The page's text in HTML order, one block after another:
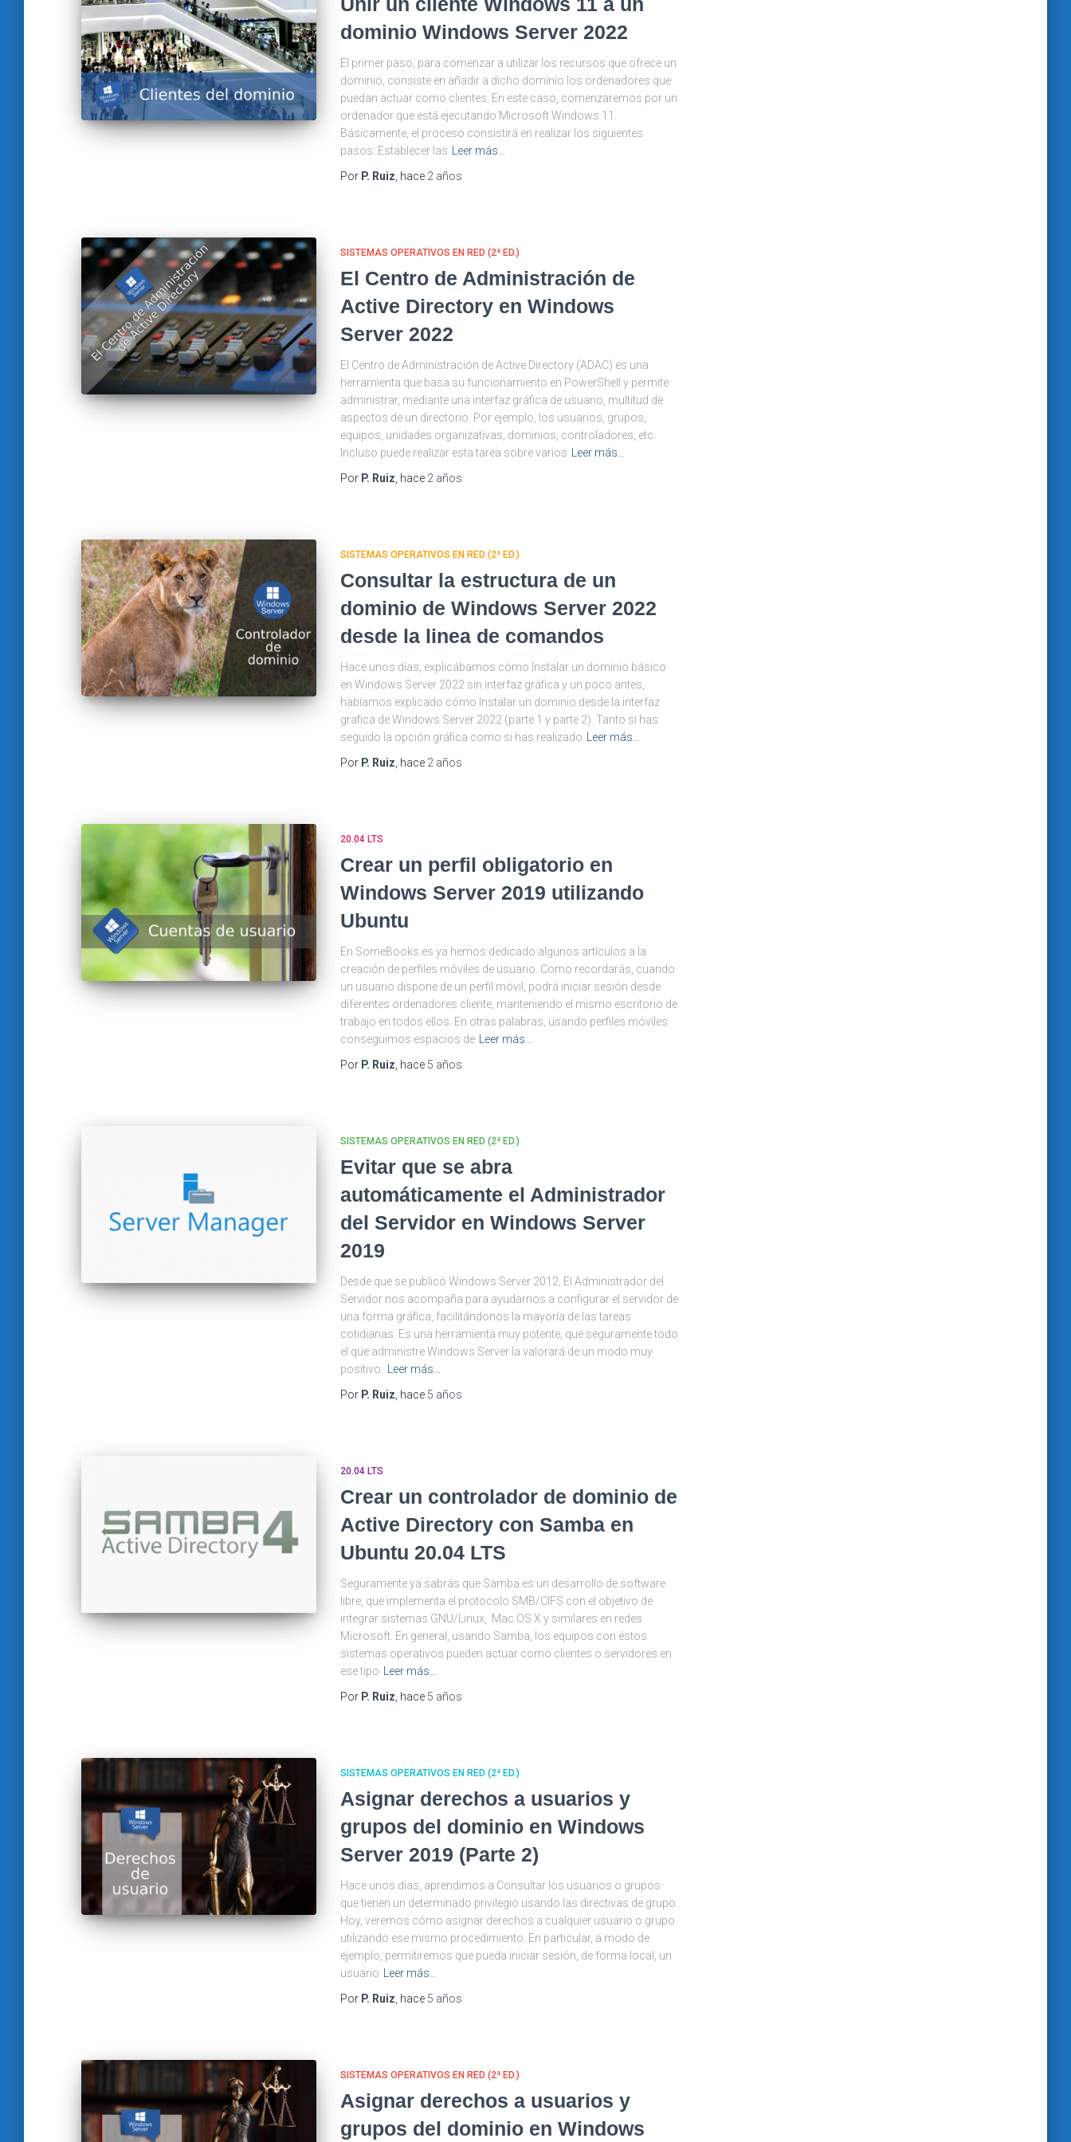
dominio Windows Server 2022
El primer paso, para comenzar a utilizar los recursos que ofrece un
dominio, consiste en añadir a dicho dominio los ordenadores que
puedan actuar como clientes. En este caso, comenzaremos por un
ordenador que está ejecutando Microsoft Windows 11.
Básicamente, el proceso consistirá en realizar los siguientes
pasos: Establecer las
Leer más…
Por P. Ruiz , hace 2 años
SISTEMAS OPERATIVOS EN RED (2ª ED.)
El Centro de Administración de
Active Directory en Windows
Server 2022
El Centro de Administración de Active Directory (ADAC) es una
herramienta que basa su funcionamiento en PowerShell y permite
administrar, mediante una interfaz gráfica de usuario, multitud de
aspectos de un directorio. Por ejemplo, los usuarios, grupos,
equipos, unidades organizativas, dominios, controladores, etc.
Incluso puede realizar esta tarea sobre varios
Leer más…
Por P. Ruiz , hace 2 años
SISTEMAS OPERATIVOS EN RED (2ª ED.)
Consultar la estructura de un
dominio de Windows Server 2022
desde la linea de comandos
Hace unos días, explicábamos cómo Instalar un dominio básico
en Windows Server 2022 sin interfaz gráfica y un poco antes,
habíamos explicado cómo Instalar un dominio desde la interfaz
grafica de Windows Server 2022 (parte 1 y parte 2). Tanto si has
seguido la opción gráfica como si has realizado
Leer más…
Por P. Ruiz , hace 2 años
20.04 LTS
Crear un perfil obligatorio en
Windows Server 2019 utilizando
Ubuntu
En SomeBooks.es ya hemos dedicado algunos artículos a la
creación de perfiles móviles de usuario. Como recordarás, cuando
un usuario dispone de un perfil móvil, podrá iniciar sesión desde
diferentes ordenadores cliente, manteniendo el mismo escritorio de
trabajo en todos ellos. En otras palabras, usando perfiles móviles
conseguimos espacios de
Leer más…
Por P. Ruiz , hace 5 años
SISTEMAS OPERATIVOS EN RED (2ª ED.)
Evitar que se abra
automáticamente el Administrador
del Servidor en Windows Server
2019
Desde que se publicó Windows Server 2012, El Administrador del
Servidor nos acompaña para ayudarnos a configurar el servidor de
una forma gráfica, facilitándonos la mayoría de las tareas
cotidianas. Es una herramienta muy potente, que seguramente todo
el que administre Windows Server la valorará de un modo muy
positivo.
Leer más…
Por P. Ruiz , hace 5 años
20.04 LTS
Crear un controlador de dominio de
Active Directory con Samba en
Ubuntu 20.04 LTS
Seguramente ya sabrás que Samba es un desarrollo de software
libre, que implementa el protocolo SMB/CIFS con el objetivo de
integrar sistemas GNU/Linux, Mac OS X y similares en redes
Microsoft. En general, usando Samba, los equipos con éstos
sistemas operativos pueden actuar como clientes o servidores en
ese tipo
Leer más…
Por P. Ruiz , hace 5 años
SISTEMAS OPERATIVOS EN RED (2ª ED.)
Asignar derechos a usuarios y
grupos del dominio en Windows
Server 2019 (Parte 2)
Hace unos días, aprendimos a Consultar los usuarios o grupos
que tienen un determinado privilegio usando las directivas de grupo.
Hoy, veremos cómo asignar derechos a cualquier usuario o grupo
utilizando ese mismo procedimiento. En particular, a modo de
ejemplo, permitiremos que pueda iniciar sesión, de forma local, un
usuario
Leer más…
Por P. Ruiz , hace 5 años
SISTEMAS OPERATIVOS EN RED (2ª ED.)
Asignar derechos a usuarios y
grupos del dominio en Windows